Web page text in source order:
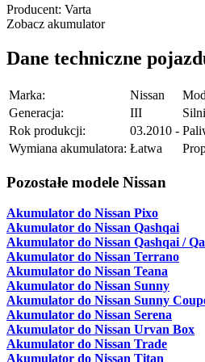
Producent: Varta
Zobacz akumulator
Dane techniczne
Marka: Nissan
Generacja:
III
Rok produkcji:
03.2010 -
Wymiana akumulatora: Łatwa
Pozostałe modele Nissan
Akumulator do Nissan Pixo
Akumulator do Nissan Qashqai
Akumulator do Nissan Qashqai /
Akumulator do Nissan Terrano
Akumulator do Nissan Teana
Akumulator do Nissan Sunny
Akumulator do Nissan Sunny
Akumulator do Nissan Serena
Akumulator do Nissan Urvan Box
Akumulator do Nissan Trade
Akumulator do Nissan Titan